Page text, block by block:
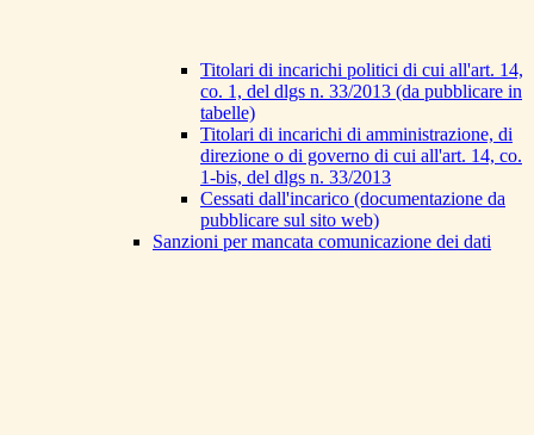
Titolari di incarichi politici di cui all'art. 14,
co. 1, del dlgs n. 33/2013 (da pubblicare in
tabelle)
Titolari di incarichi di amministrazione, di
direzione o di governo di cui all'art. 14, co.
1-bis, del dlgs n. 33/2013
Cessati dall'incarico (documentazione da
pubblicare sul sito web)
Sanzioni per mancata comunicazione dei dati